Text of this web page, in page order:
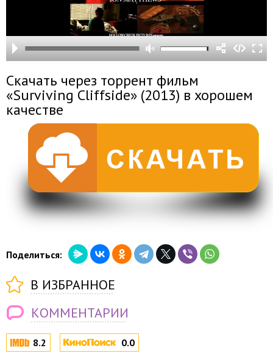
8.2 0.0
Скачать через торрент фильм
«Surviving Cliffside» (2013) в хорошем
качестве
Поделиться:
В ИЗБРАННОЕ
КОММЕНТАРИИ